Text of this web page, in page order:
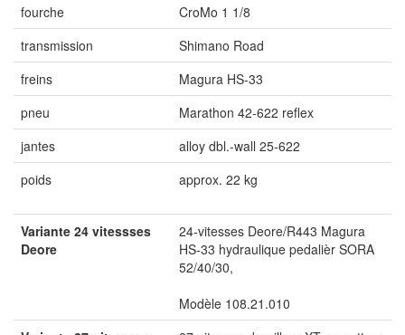
fourche
CroMo 1 1/8
transmission
Shimano Road
freins
Magura HS-33
pneu
Marathon 42-622 reflex
jantes
alloy dbl.-wall 25-622
poids
approx. 22 kg
Variante 24 vitessses
Deore
24-vitesses Deore/R443 Magura
HS-33 hydraulique pedalièr SORA
52/40/30,
Modèle 108.21.010